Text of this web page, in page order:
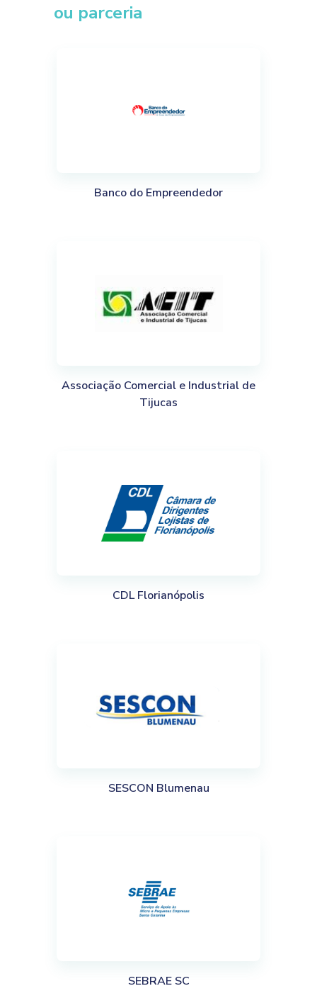
ou parceria
Banco do Empreendedor
Associação Comercial e Industrial de
Tijucas
CDL Florianópolis
SESCON Blumenau
SEBRAE SC